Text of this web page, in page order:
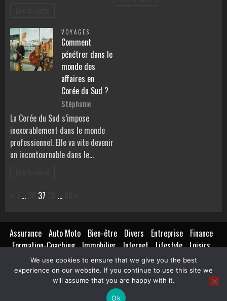
VOYAGES
Comment
pénétrer dans le
monde des
affaires en
Corée du Sud ?
Stéphanie
La Corée du Sud s’impose
inexorablement dans le monde
professionnel. Elle va vite devenir
un incontournable dans le…
Page:
Previous
… 37 …
Assurance Auto Moto Bien-être Divers Entreprise
Finance
Formation-Coaching Immobilier Internet Lifestyle Loisirs
Maison
Décoration Mariage Métiers
Agence référencement web Etanchéiste Spectacles
Mode
Pratique
Santé Séniors Transports Voyages
We use cookies to ensure that we give you the best
experience on our website. If you continue to use this site we
will assume that you are happy with it.
Ok